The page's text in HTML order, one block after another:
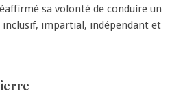
sa volonté de conduire un
inclusif, impartial, indépendant et